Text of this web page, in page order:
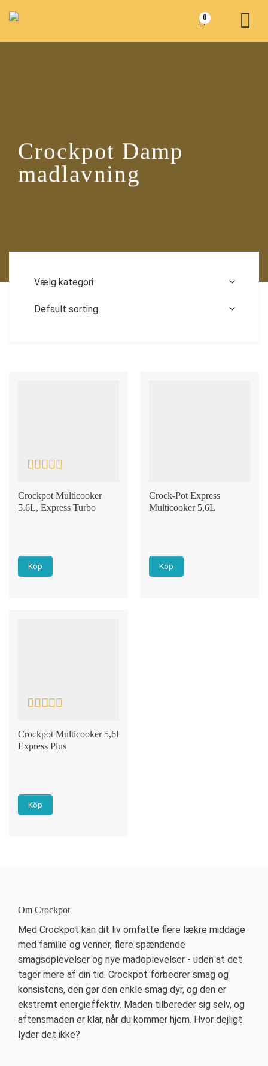
0
Crockpot Damp
madlavning
Crockpot Multicooker
5.6L, Express Turbo
of 5
Köp
Crock-Pot Express
Multicooker 5,6L
Köp
Crockpot Multicooker 5,6l
Express Plus
of 5
Köp
Om Crockpot
Med Crockpot kan dit liv omfatte flere lækre middage
med familie og venner, flere spændende
smagsoplevelser og nye madoplevelser - uden at det
tager mere af din tid. Crockpot forbedrer smag og
konsistens, den gør den enkle smag dyr, og den er
ekstremt energieffektiv. Maden tilbereder sig selv, og
aftensmaden er klar, når du kommer hjem. Hvor dejligt
lyder det ikke?